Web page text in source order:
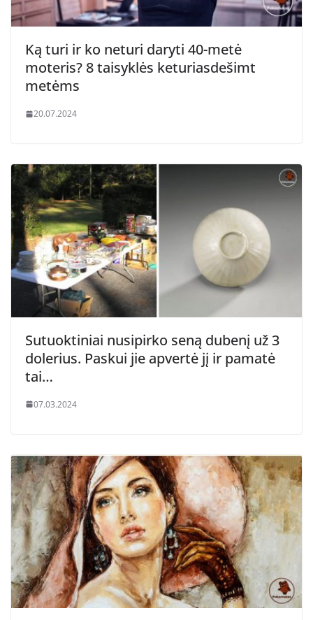
Ką turi ir ko neturi daryti 40-metė
moteris? 8 taisyklės keturiasdešimt
metėms
20.07.2024
Sutuoktiniai nusipirko seną dubenį už 3
dolerius. Paskui jie apvertė jį ir pamatė
tai…
07.03.2024